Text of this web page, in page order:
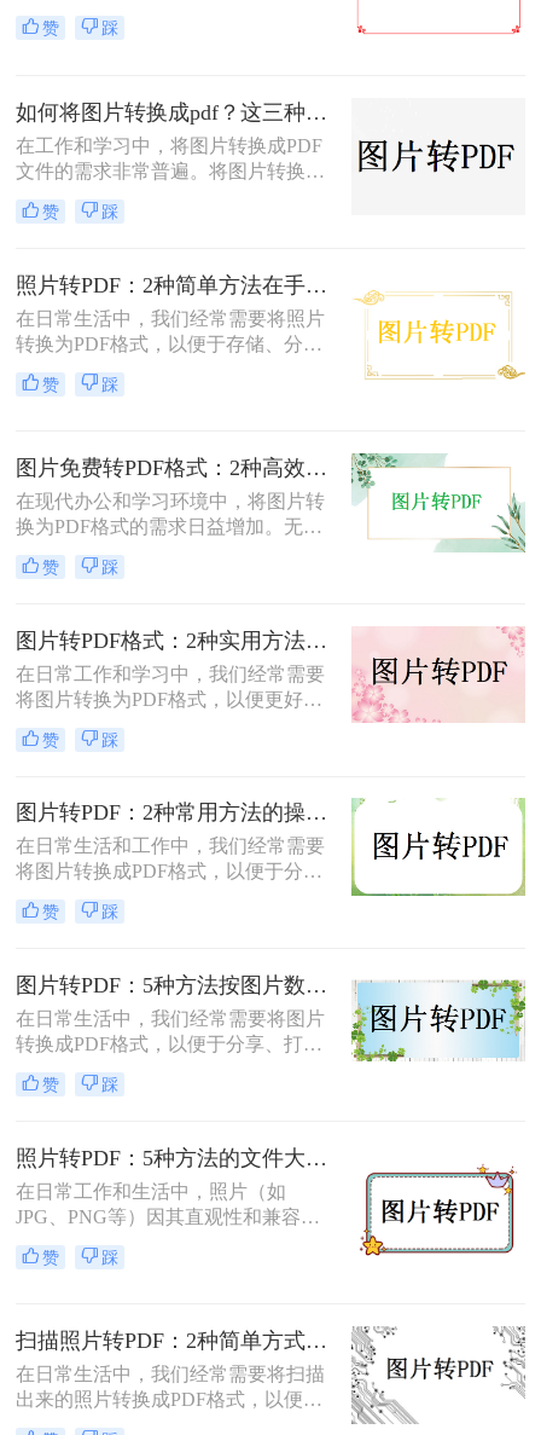
式和排版保持不变，同时方便分享和
传递。那么图片怎么转PDF的格式
赞 踩
如何将图片转换成pdf？这三种方法帮助你解决问题！
在工作和学习中，将图片转换成PDF
文件的需求非常普遍。将图片转换成
PDF不仅可以方便地整合多张图片，
还可以确保文件格式的一致性和兼容
文将介绍三种常见的图片转PDF方
法。
赞 踩
照片转PDF：2种简单方法在手机端和电脑端的操作差异！
在日常生活中，我们经常需要将照片
转换为PDF格式，以便于存储、分享
和打印。那么照片转pdf怎么弄呢？下
面将介绍两种简单实用的方法，帮助
赞 踩
图片免费转PDF格式：2种高效方法的转换速度和画质损失对比！
在现代办公和学习环境中，将图片转
换为PDF格式的需求日益增加。无论
是为了更好地保存、传输还是打印图
片，PDF格式因其跨平台兼容性和格
怎么转换成pdf格式免费呢？本文将介
绍两种免费且高效的图片转PDF的方
法。
赞 踩
图片转PDF格式：2种实用方法的关键参数和输出质量对比！
在日常工作和学习中，我们经常需要
将图片转换为PDF格式，以便更好地
保存、分享和打印。那么如何将图片
转换为pdf格式呢？本文将介绍两种将
赞 踩
图片转PDF：2种常用方法的操作步骤和格式保留设置！
在日常生活和工作中，我们经常需要
将图片转换成PDF格式，以便于分
享、打印或存档。那么如何把图片转
换成PDF呢？本文将介绍两种常用的
赞 踩
图片转PDF：5种方法按图片数量和文件大小选，大的别用在线！
在日常生活中，我们经常需要将图片
转换成PDF格式，以便于分享、打印
或存档。那么图片如何转换成pdf呢？
本文将介绍几种将图片转换成PDF的
换方式。
赞 踩
照片转PDF：5种方法的文件大小限制和画质保留实测！
在日常工作和生活中，照片（如
JPG、PNG等）因其直观性和兼容性
被广泛使用。然而，在需要整合多张
照片、提高安全性或便于打印时，将
文将详细介绍5种将照片转换为PDF的
常用高效方法，帮助用户根据需求选
择最适合的方案。
赞 踩
扫描照片转PDF：2种简单方式在身份证和合同上的操作差异！
在日常生活中，我们经常需要将扫描
出来的照片转换成PDF格式，以便于
分享、存储和管理。那么扫描出来的